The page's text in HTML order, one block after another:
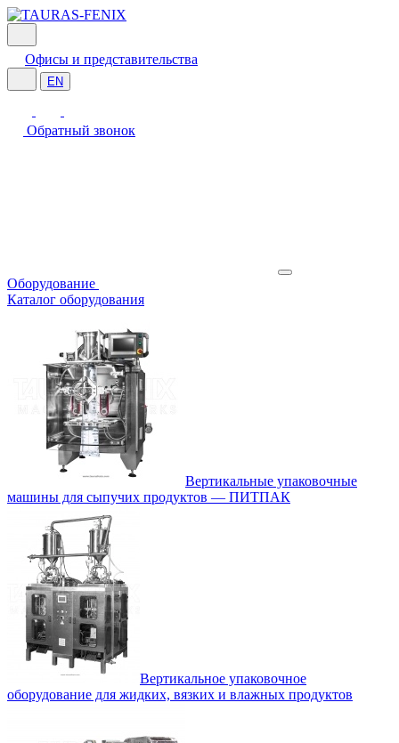
Офисы и представительства
EN
Обратный звонок
Оборудование
Каталог оборудования
Вертикальные упаковочные
машины для сыпучих продуктов — ПИТПАК
Вертикальное упаковочное
оборудование для жидких, вязких и влажных продуктов